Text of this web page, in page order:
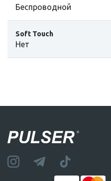
Беспроводной
Soft Touch
Нет